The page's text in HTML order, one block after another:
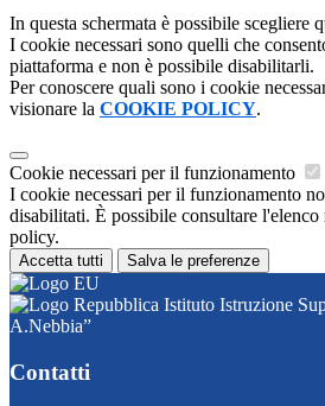
In questa schermata è possibile scegliere
I cookie necessari sono quelli che
piattaforma e non è possibile disabilitarli.
Per conoscere quali sono i cookie
visionare la COOKIE POLICY.
Cookie necessari per il funzionamento
I cookie necessari per il funzionamento
disabilitati. È possibile consultare
policy.
Accetta tutti Salva le preferenze
Istituto Istruzione
A.Nebbia”
Contatti